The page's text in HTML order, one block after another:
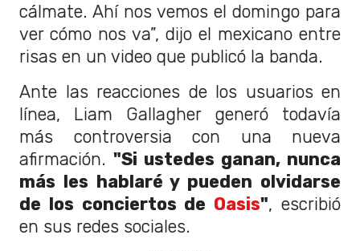
cálmate. Ahí nos vemos el domingo para
ver cómo nos va”, dijo el mexicano entre
risas en un video que publicó la banda.
Ante las reacciones de los usuarios en
línea, Liam Gallagher generó todavía
más controversia con una nueva
afirmación. "Si ustedes ganan, nunca
más les hablaré y pueden olvidarse
de los conciertos de Oasis", escribió
en sus redes sociales.